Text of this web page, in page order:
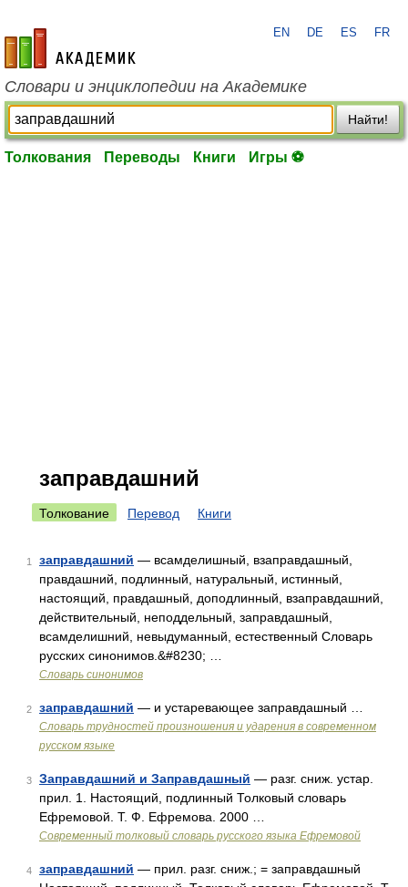
academic.ru
EN DE ES FR
Словари и энциклопедии на Академике
Найти!
Толкования Переводы Книги Игры ⚽
заправдашний
Толкование Перевод Книги
1 заправдашний — всамделишный, взаправдашный,
правдашний, подлинный, натуральный, истинный,
настоящий, правдашный, доподлинный, взаправдашний,
действительный, неподдельный, заправдашный,
всамделишний, невыдуманный, естественный Словарь
русских синонимов.&#8230; …
Словарь синонимов
2 заправдашний — и устаревающее заправдашный …
Словарь трудностей произношения и ударения в современном
русском языке
3 Заправдашний и Заправдашный — разг. сниж. устар.
прил. 1. Настоящий, подлинный Толковый словарь
Ефремовой. Т. Ф. Ефремова. 2000 …
Современный толковый словарь русского языка Ефремовой
4 заправдашний — прил. разг. сниж.; = заправдашный